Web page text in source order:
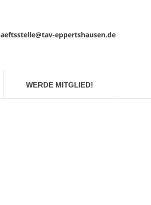
eppertshausen.de
WERDE MITGLIED!